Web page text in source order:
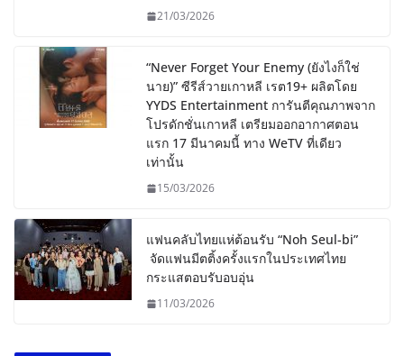
21/03/2026
“Never Forget Your Enemy (ยังไงก็ใช่
นาย)” ซีรีส์วายเกาหลี เรต19+ ผลิตโดย
YYDS Entertainment การันตีคุณภาพจาก
โปรดักชั่นเกาหลี เตรียมออกอากาศตอน
แรก 17 มีนาคมนี้ ทาง WeTV ที่เดียว
เท่านั้น
15/03/2026
แฟนคลับไทยแห่ต้อนรับ “Noh Seul-bi”
จัดแฟนมีตติ้งครั้งแรกในประเทศไทย
กระแสตอบรับอบอุ่น
11/03/2026